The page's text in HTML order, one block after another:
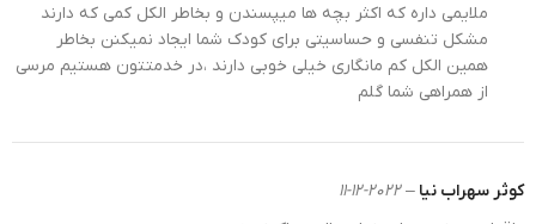
ملایمی داره که اکثر بچه ها میپسندن و بخاطر الکل کمی که دارند
مشکل تنفسی و حساسیتی برای کودک شما ایجاد نمیکنن بخاطر
همین الکل کم مانگاری خیلی خوبی دارند ،در خدمتتون هستیم مرسی
از همراهی شما گلم
کوثر سهراب نیا –
2022-12-11